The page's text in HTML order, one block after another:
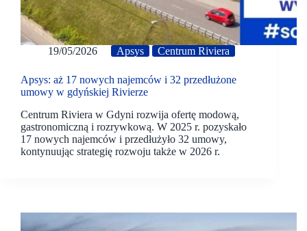
19/05/2026 Apsys Centrum Riviera
Apsys: aż 17 nowych najemców i 32 przedłużone
umowy w gdyńskiej Rivierze
Centrum Riviera w Gdyni rozwija ofertę modową,
gastronomiczną i rozrywkową. W 2025 r. pozyskało
17 nowych najemców i przedłużyło 32 umowy,
kontynuując strategię rozwoju także w 2026 r.